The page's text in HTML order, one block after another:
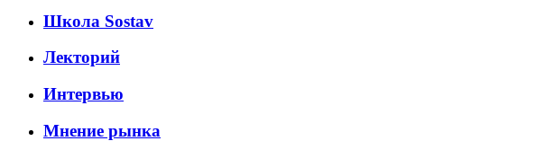
Школа Sostav
Лекторий
Интервью
Мнение рынка